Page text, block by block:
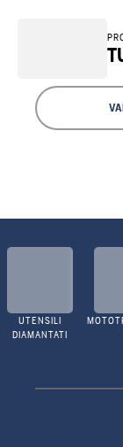
UTENSILI
DIAMANTATI